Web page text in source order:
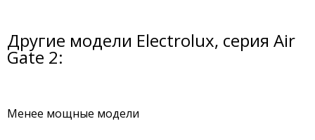
Другие модели Electrolux, серия Air
Gate 2:
Менее мощные модели